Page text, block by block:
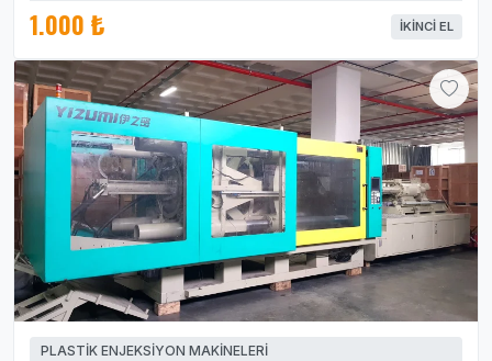
1.000 ₺ İKINCI EL
PLASTİK ENJEKSİYON MAKİNELERİ